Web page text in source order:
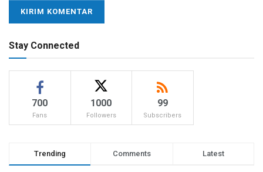
Stay Connected
700
Fans
1000
Followers
99
Subscribers
Trending Comments Latest